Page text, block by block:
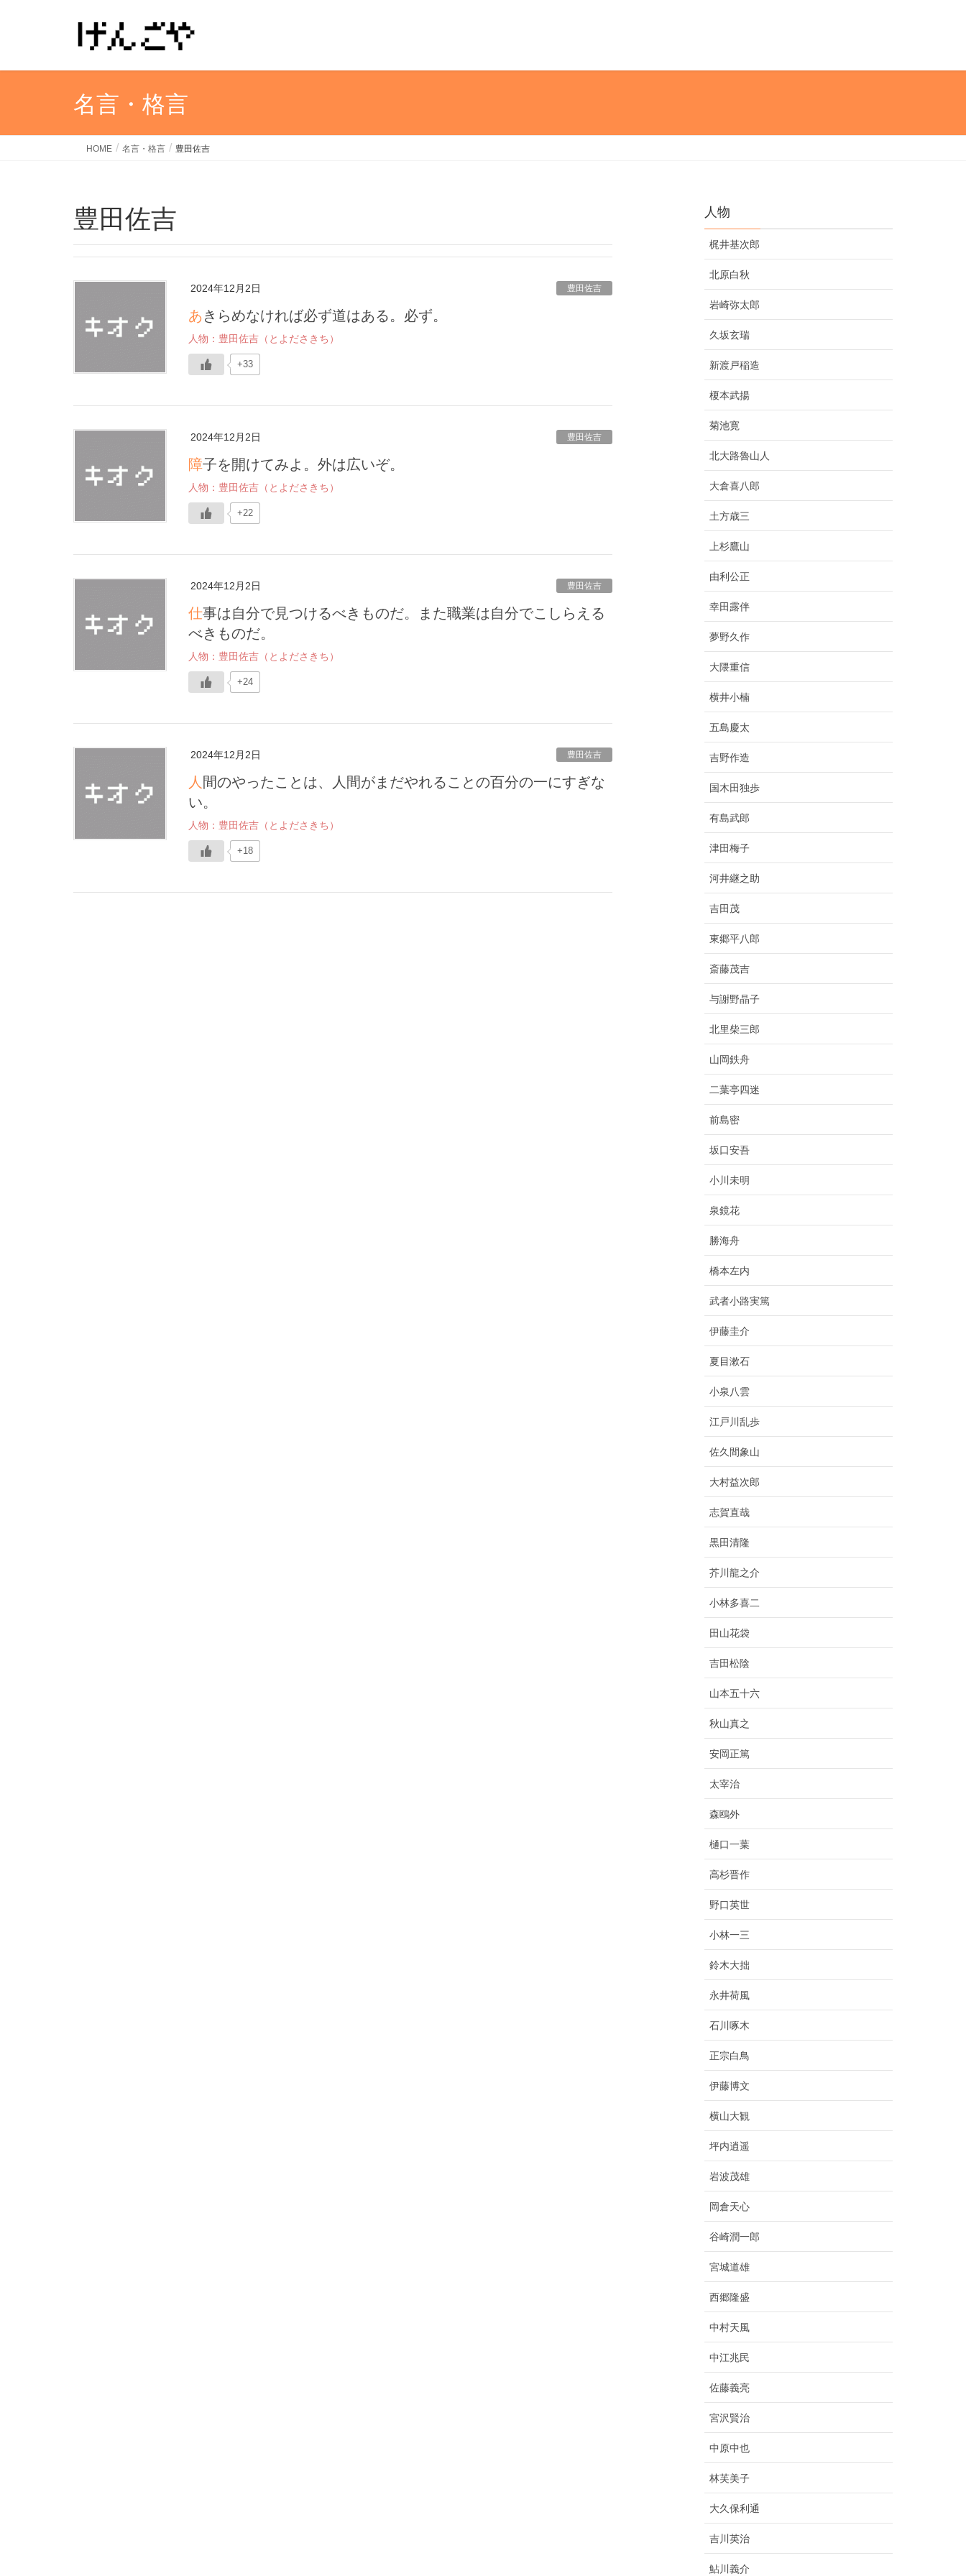
名言・格言
HOME 名言・格言 豊田佐吉
豊田佐吉
2024年12月2日 豊田佐吉
あきらめなければ必ず道はある。必ず。
人物：豊田佐吉（とよださきち）
+33
2024年12月2日 豊田佐吉
障子を開けてみよ。外は広いぞ。
人物：豊田佐吉（とよださきち）
+22
2024年12月2日 豊田佐吉
仕事は自分で見つけるべきものだ。また職業は自分でこしらえる
べきものだ。
人物：豊田佐吉（とよださきち）
+24
2024年12月2日 豊田佐吉
人間のやったことは、人間がまだやれることの百分の一にすぎな
い。
人物：豊田佐吉（とよださきち）
+18
人物
梶井基次郎
北原白秋
岩崎弥太郎
久坂玄瑞
新渡戸稲造
榎本武揚
菊池寛
北大路魯山人
大倉喜八郎
土方歳三
上杉鷹山
由利公正
幸田露伴
夢野久作
大隈重信
横井小楠
五島慶太
吉野作造
国木田独歩
有島武郎
津田梅子
河井継之助
吉田茂
東郷平八郎
斎藤茂吉
与謝野晶子
北里柴三郎
山岡鉄舟
二葉亭四迷
前島密
坂口安吾
小川未明
泉鏡花
勝海舟
橋本左内
武者小路実篤
伊藤圭介
夏目漱石
小泉八雲
江戸川乱歩
佐久間象山
大村益次郎
志賀直哉
黒田清隆
芥川龍之介
小林多喜二
田山花袋
吉田松陰
山本五十六
秋山真之
安岡正篤
太宰治
森鴎外
樋口一葉
高杉晋作
野口英世
小林一三
鈴木大拙
永井荷風
石川啄木
正宗白鳥
伊藤博文
横山大観
坪内逍遥
岩波茂雄
岡倉天心
谷崎潤一郎
宮城道雄
西郷隆盛
中村天風
中江兆民
佐藤義亮
宮沢賢治
中原中也
林芙美子
大久保利通
吉川英治
鮎川義介